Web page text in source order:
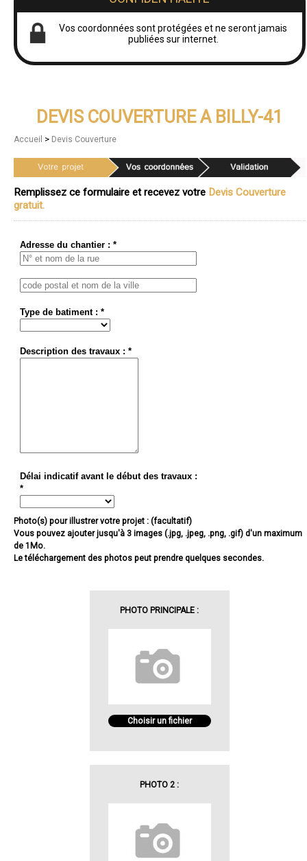
Vos coordonnées sont protégées et ne seront jamais
publiées sur internet.
DEVIS COUVERTURE A BILLY-41
Accueil > Devis Couverture
Remplissez ce formulaire et recevez votre Devis Couverture
gratuit.
Adresse du chantier : *
Type de batiment : *
Description des travaux : *
Délai indicatif avant le début des travaux :
*
Photo(s) pour illustrer votre projet : (facultatif)
Vous pouvez ajouter jusqu'à 3 images (.jpg, .jpeg, .png, .gif) d'un maximum
de 1Mo.
Le téléchargement des photos peut prendre quelques secondes.
PHOTO PRINCIPALE :
Choisir un fichier
PHOTO 2 :